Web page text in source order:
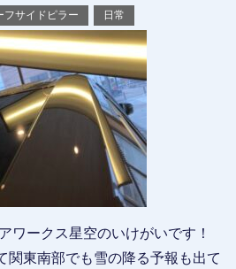
フサイドピラー 日常
ワークス星空のいけがいです！
関東南部でも雪の降る予報も出て